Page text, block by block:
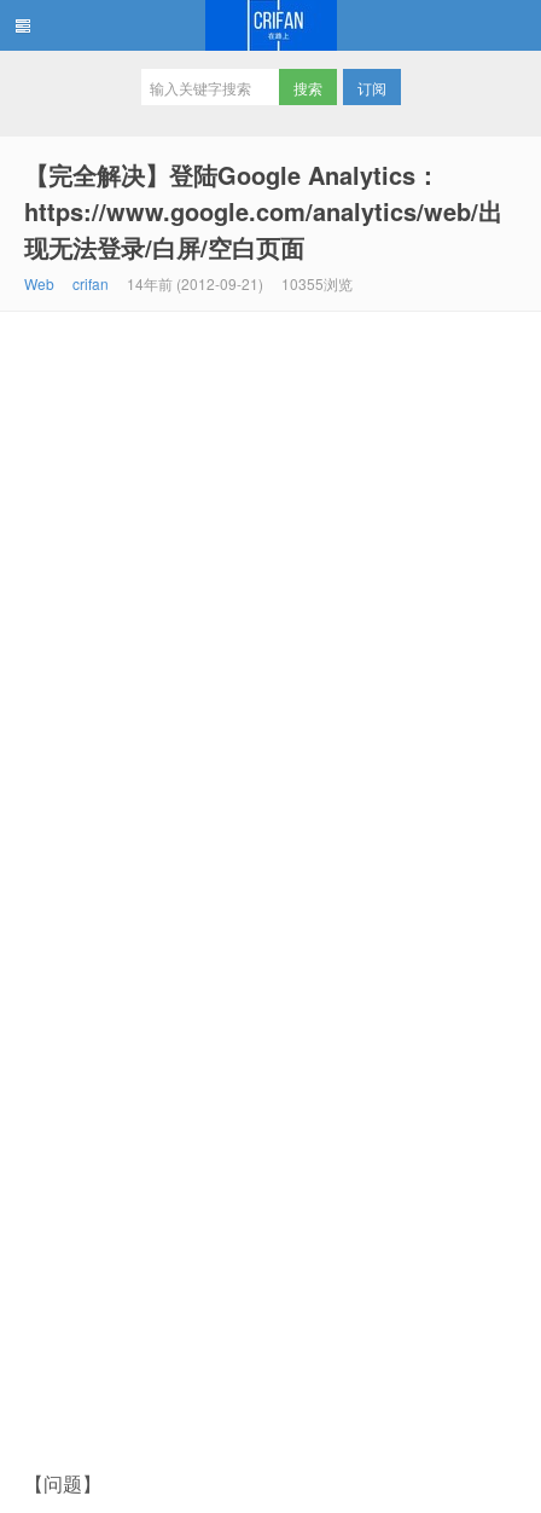
订阅
【完全解决】登陆Google Analytics：
https://www.google.com/analytics/web/出
现无法登录/白屏/空白页面
Web crifan 14年前 (2012-09-21) 10355浏览
【问题】